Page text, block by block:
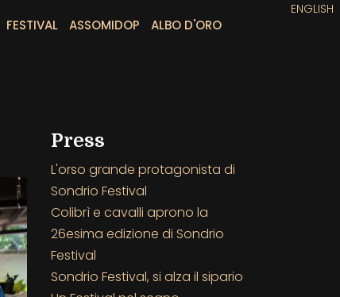
FESTIVAL ASSOMIDOP ALBO D'ORO
ENGLISH
Press
L'orso grande protagonista di
Sondrio Festival
Colibrì e cavalli aprono la
26esima edizione di Sondrio
Festival
Sondrio Festival, si alza il sipario